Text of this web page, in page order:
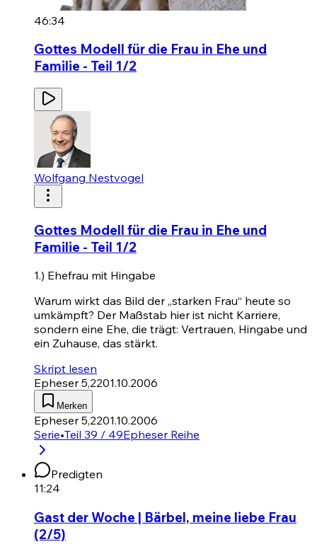
46:34
Gottes Modell für die Frau in Ehe und
Familie - Teil 1/2
Wolfgang Nestvogel
Gottes Modell für die Frau in Ehe und
Familie - Teil 1/2
1.) Ehefrau mit Hingabe
Warum wirkt das Bild der „starken Frau“ heute so
umkämpft? Der Maßstab hier ist nicht Karriere,
sondern eine Ehe, die trägt: Vertrauen, Hingabe und
ein Zuhause, das stärkt.
Skript lesen
Epheser 5,2201.10.2006
Merken
Epheser 5,2201.10.2006
Serie•Teil 39 / 49Epheser Reihe
Predigten
11:24
Gast der Woche | Bärbel, meine liebe Frau
(2/5)